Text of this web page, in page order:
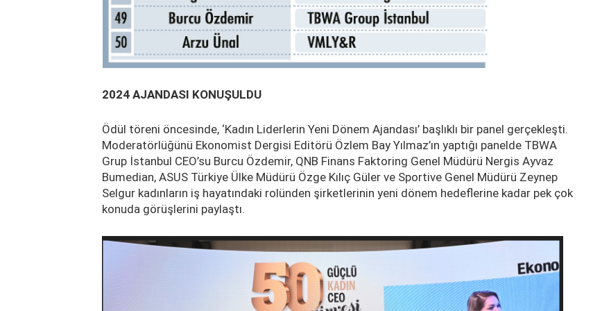
2024 AJANDASI KONUŞULDU
Ödül töreni öncesinde, ‘Kadın Liderlerin Yeni Dönem Ajandası’ başlıklı bir panel gerçekleşti.
Moderatörlüğünü Ekonomist Dergisi Editörü Özlem Bay Yılmaz’ın yaptığı panelde TBWA
Grup İstanbul CEO’su Burcu Özdemir, QNB Finans Faktoring Genel Müdürü Nergis Ayvaz
Bumedian, ASUS Türkiye Ülke Müdürü Özge Kılıç Güler ve Sportive Genel Müdürü Zeynep
Selgur kadınların iş hayatındaki rolünden şirketlerinin yeni dönem hedeflerine kadar pek çok
konuda görüşlerini paylaştı.